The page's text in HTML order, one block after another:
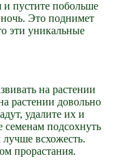
пустите побольше
ночь. Это поднимет
эти уникальные
на растении
растении довольно
удалите их и
семенам подсохнуть
всхожесть.
прорастания.